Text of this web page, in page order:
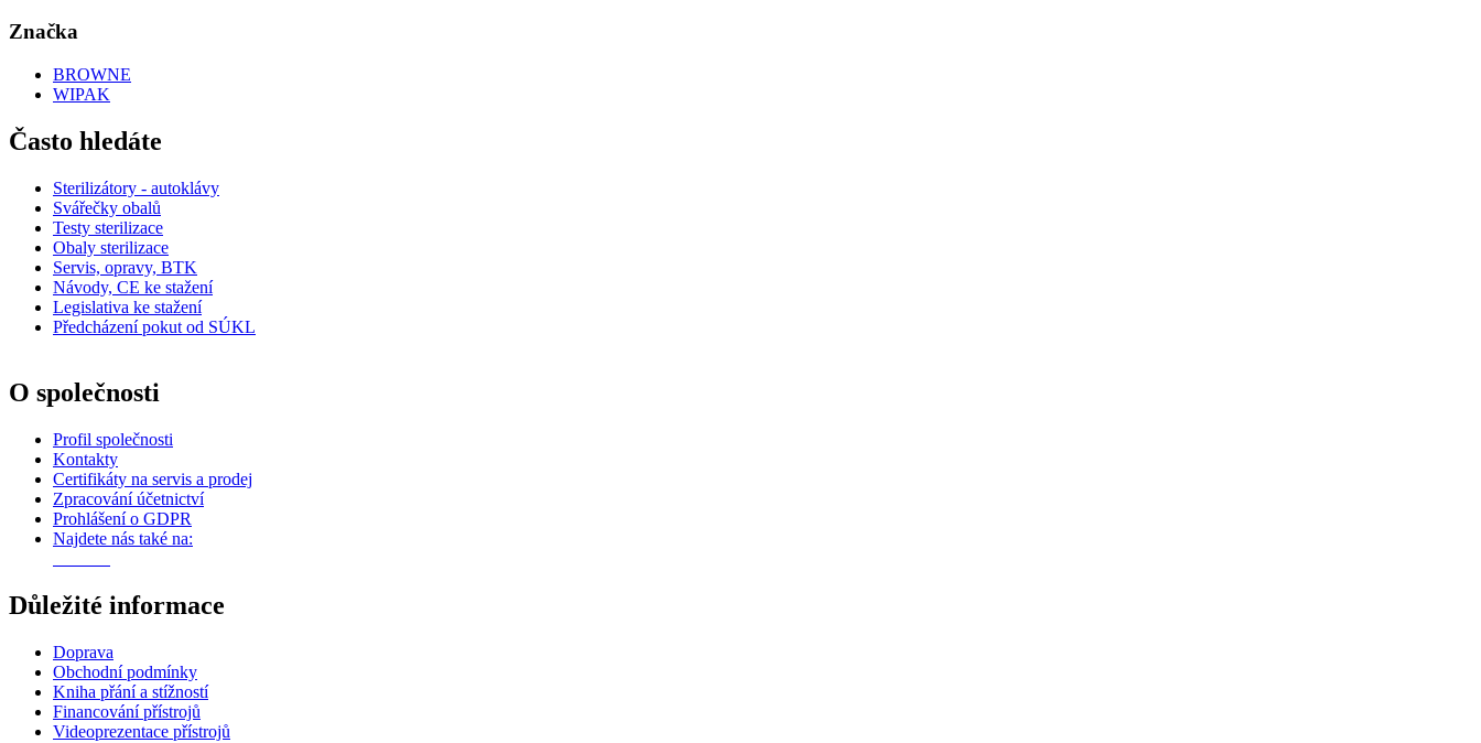
Značka
BROWNE
WIPAK
Často hledáte
Sterilizátory - autoklávy
Svářečky obalů
Testy sterilizace
Obaly sterilizace
Servis, opravy, BTK
Návody, CE ke stažení
Legislativa ke stažení
Předcházení pokut od SÚKL
O společnosti
Profil společnosti
Kontakty
Certifikáty na servis a prodej
Zpracování účetnictví
Prohlášení o GDPR
Najdete nás také na:
Důležité informace
Doprava
Obchodní podmínky
Kniha přání a stížností
Financování přístrojů
Videoprezentace přístrojů